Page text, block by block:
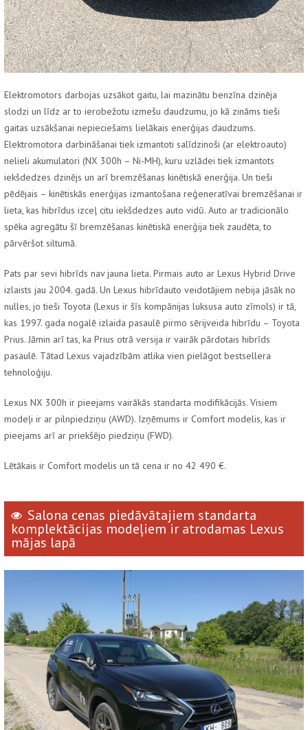
Elektromotors darbojas uzsākot gaitu, lai mazinātu benzīna dzinēja
slodzi un līdz ar to ierobežotu izmešu daudzumu, jo kā zināms tieši
gaitas uzsākšanai nepieciešams lielākais enerģijas daudzums.
Elektromotora darbināšanai tiek izmantoti salīdzinoši (ar elektroauto)
nelieli akumulatori (NX 300h – Ni-MH), kuru uzlādei tiek izmantots
iekšdedzes dzinējs un arī bremzēšanas kinētiskā enerģija. Un tieši
pēdējais – kinētiskās enerģijas izmantošana reģeneratīvai bremzēšanai ir
lieta, kas hibrīdus izceļ citu iekšdedzes auto vidū. Auto ar tradicionālo
spēka agregātu šī bremzēšanas kinētiskā enerģija tiek zaudēta, to
pārvēršot siltumā.
Pats par sevi hibrīds nav jauna lieta. Pirmais auto ar Lexus Hybrid Drive
izlaists jau 2004. gadā. Un Lexus hibrīdauto veidotājiem nebija jāsāk no
nulles, jo tieši Toyota (Lexus ir šīs kompānijas luksusa auto zīmols) ir tā,
kas 1997. gada nogalē izlaida pasaulē pirmo sērijveida hibrīdu – Toyota
Prius. Jāmin arī tas, ka Prius otrā versija ir vairāk pārdotais hibrīds
pasaulē. Tātad Lexus vajadzībām atlika vien pielāgot bestsellera
tehnoloģiju.
Lexus NX 300h ir pieejams vairākās standarta modifikācijās. Visiem
modeļi ir ar pilnpiedziņu (AWD). Izņēmums ir Comfort modelis, kas ir
pieejams arī ar priekšējo piedziņu (FWD).
Lētākais ir Comfort modelis un tā cena ir no 42 490 €.
Salona cenas piedāvātajiem standarta
komplektācijas modeļiem ir atrodamas Lexus
mājas lapā